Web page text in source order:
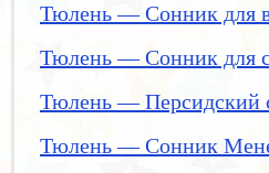
Тюлень — Сонник для
Тюлень — Сонник для
Тюлень — Персидский
Тюлень — Сонник